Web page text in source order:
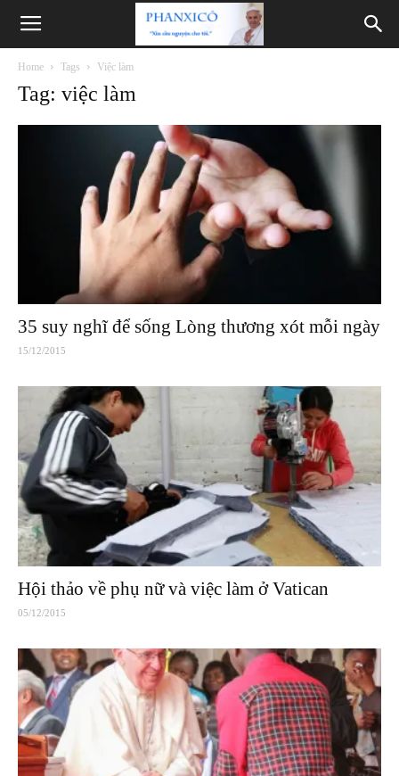
Phanxicô
Home Tags Việc làm
Tag: việc làm
35 suy nghĩ để sống Lòng thương xót mỗi ngày
15/12/2015
Hội thảo về phụ nữ và việc làm ở Vatican
05/12/2015